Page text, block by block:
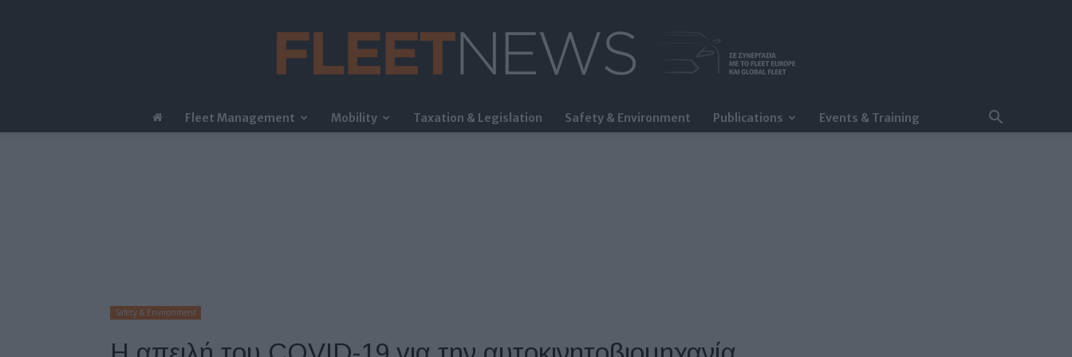
FleetNews
Fleet Management Mobility Taxation & Legislation Safety & Environment Publications Events & Training
Safety & Environment